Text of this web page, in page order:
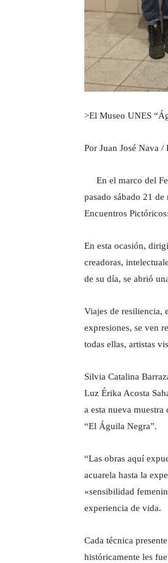
>El Museo UNES
Por Juan José Nava
En el marco del
pasado sábado 21
Encuentros
En esta ocasión,
creadoras,
de su día, se abrió
Viajes de resiliencia,
expresiones, se ven
todas ellas, artistas
Silvia Catalina
Luz Érika Acosta
a esta nueva
“El Águila Negra”.
“Las obras aquí
acuarela hasta la
«sensibilidad
experiencia de vida.
Cada técnica
históricamente les